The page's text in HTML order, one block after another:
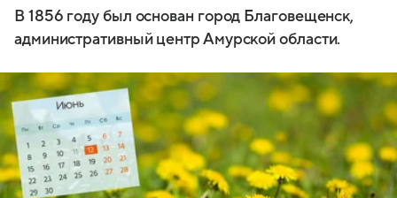
В 1856 году был основан город Благовещенск,
административный центр Амурской области.